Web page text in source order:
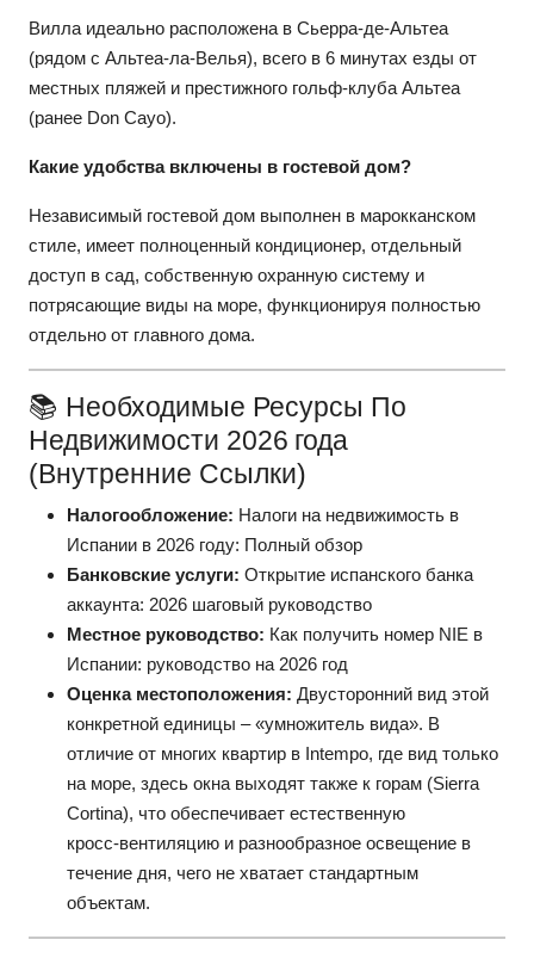
Вилла идеально расположена в Сьерра-де-Альтеа
(рядом с Альтеа-ла-Велья), всего в 6 минутах езды от
местных пляжей и престижного гольф-клуба Альтеа
(ранее Don Cayo).
Какие удобства включены в гостевой дом?
Независимый гостевой дом выполнен в марокканском
стиле, имеет полноценный кондиционер, отдельный
доступ в сад, собственную охранную систему и
потрясающие виды на море, функционируя полностью
отдельно от главного дома.
📚 Необходимые Ресурсы По
Недвижимости 2026 Года
(внутренние Ссылки)
Налогообложение: Налоги на недвижимость в
Испании в 2026 году: Полный обзор
Банковские услуги: Открытие испанского банка
аккаунта: 2026 шаговый руководство
Местное руководство: Как получить номер NIE в
Испании: руководство на 2026 год
Оценка местоположения: Двусторонний вид этой
конкретной единицы – «умножитель вида». В
отличие от многих квартир в Intempo, где вид только
на море, здесь окна выходят также к горам (Sierra
Cortina), что обеспечивает естественную
кросс‑вентиляцию и разнообразное освещение в
течение дня, чего не хватает стандартным
объектам.